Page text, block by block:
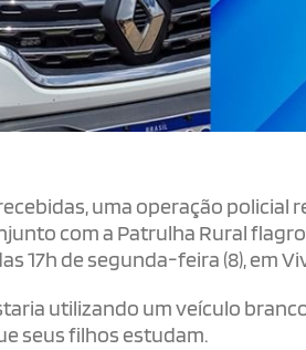
uma operação policial
com a Patrulha Rural
17h de segunda-feira (8), em
utilizando um veículo
seus filhos estudam.